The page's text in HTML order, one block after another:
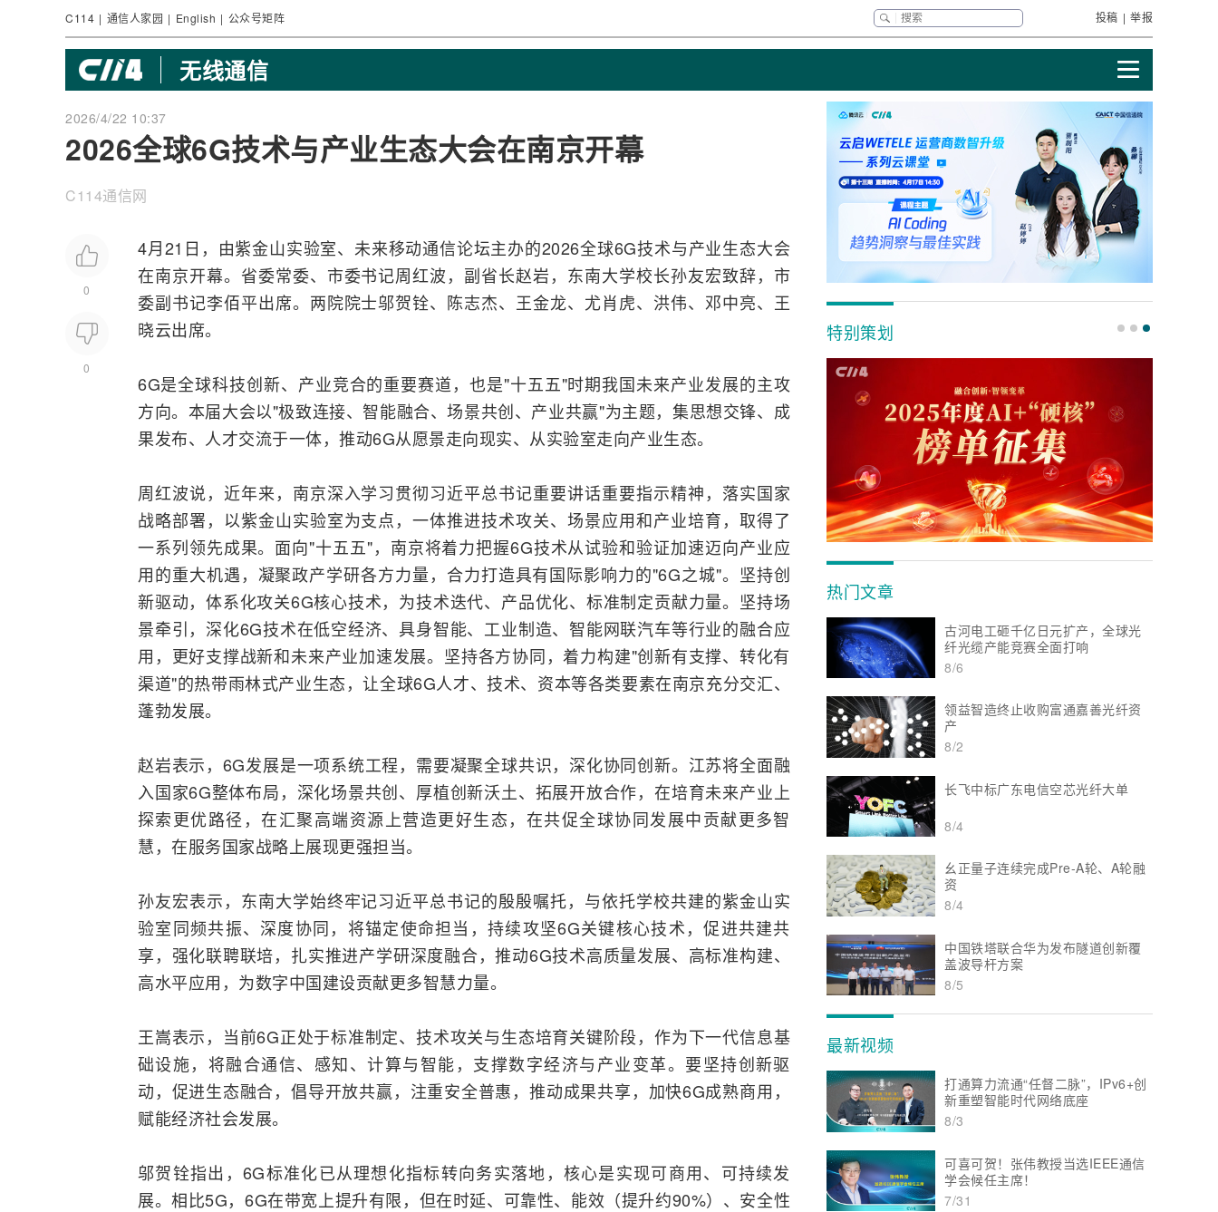
C114 | 通信人家园 | English | 公众号矩阵 投稿 | 举报
无线通信
2026/4/22 10:37
2026全球6G技术与产业生态大会在南京开幕
C114通信网
0
0
4月21日，由紫金山实验室、未来移动通信论坛主办的2026全球6G技术与产业生态大会
在南京开幕。省委常委、市委书记周红波，副省长赵岩，东南大学校长孙友宏致辞，市
委副书记李佰平出席。两院院士邬贺铨、陈志杰、王金龙、尤肖虎、洪伟、邓中亮、王
晓云出席。
6G是全球科技创新、产业竞合的重要赛道，也是"十五五"时期我国未来产业发展的主攻
方向。本届大会以"极致连接、智能融合、场景共创、产业共赢"为主题，集思想交锋、成
果发布、人才交流于一体，推动6G从愿景走向现实、从实验室走向产业生态。
周红波说，近年来，南京深入学习贯彻习近平总书记重要讲话重要指示精神，落实国家
战略部署，以紫金山实验室为支点，一体推进技术攻关、场景应用和产业培育，取得了
一系列领先成果。面向"十五五"，南京将着力把握6G技术从试验和验证加速迈向产业应
用的重大机遇，凝聚政产学研各方力量，合力打造具有国际影响力的"6G之城"。坚持创
新驱动，体系化攻关6G核心技术，为技术迭代、产品优化、标准制定贡献力量。坚持场
景牵引，深化6G技术在低空经济、 具身智能、工业制造、 智能网联汽车等行业的融合应
用，更好支撑战新和未来产业加速发展。坚持各方协同，着力构建"创新有支撑、转化有
渠道"的热带雨林式产业生态，让全球6G人才、技术、资本等各类要素在南京充分交汇、
蓬勃发展。
赵岩表示，6G发展是一项系统工程，需要凝聚全球共识，深化协同创新。江苏将全面融
入国家6G整体布局，深化场景共创、厚植创新沃土、拓展开放合作，在培育未来产业上
探索更优路径，在汇聚高端资源上营造更好生态，在共促全球协同发展中贡献更多智
慧，在服务国家战略上展现更强担当。
孙友宏表示，东南大学始终牢记习近平总书记的殷殷嘱托，与依托学校共建的紫金山实
验室同频共振、深度协同，将锚定使命担当，持续攻坚6G关键核心技术，促进共建共
享，强化联聘联培，扎实推进产学研深度融合，推动6G技术高质量发展、高标准构建、
高水平应用，为数字中国建设贡献更多智慧力量。
王嵩表示，当前6G正处于标准制定、技术攻关与生态培育关键阶段，作为下一代信息基
础设施，将融合通信、感知、计算与智能，支撑数字经济与产业变革。要坚持创新驱
动，促进生态融合，倡导开放共赢，注重安全普惠，推动成果共享，加快6G成熟商用，
赋能经济社会发展。
邬贺铨指出，6G标准化已从理想化指标转向务实落地，核心是实现可商用、可持续发
展。相比5G，6G在带宽上提升有限，但在时延、可靠性、能效（提升约90%）、安全性
特别策划
热门文章
古河电工砸千亿日元扩产，全球光
纤光缆产能竞赛全面打响
8/6
领益智造终止收购富通嘉善光纤资
产
8/2
长飞中标广东电信空芯光纤大单
8/4
幺正量子连续完成Pre-A轮、A轮融
资
8/4
中国铁塔联合华为发布隧道创新覆
盖波导杆方案
8/5
最新视频
打通算力流通“任督二脉”，IPv6+创
新重塑智能时代网络底座
8/3
可喜可贺！张伟教授当选IEEE通信
学会候任主席！
7/31